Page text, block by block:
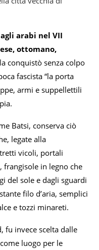
arabi nel VII
ottomano,
conquistò senza colpo
fascista “la porta
armi e suppellettili
Batsi, conserva ciò
legate alla
vicoli, portali
frangisole in legno che
del sole e dagli sguardi
filo d’aria, semplici
e tozzi minareti.
fu invece scelta dalle
luogo per le